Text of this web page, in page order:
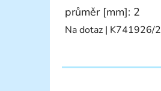
průměr [mm]: 2
Na dotaz | K741926/2